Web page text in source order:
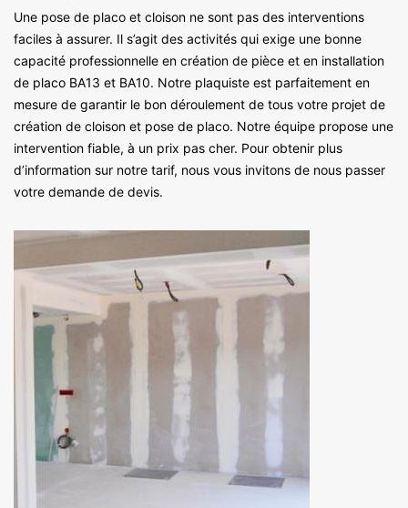
Une pose de placo et cloison ne sont pas des interventions
faciles à assurer. Il s’agit des activités qui exige une bonne
capacité professionnelle en création de pièce et en installation
de placo BA13 et BA10. Notre plaquiste est parfaitement en
mesure de garantir le bon déroulement de tous votre projet de
création de cloison et pose de placo. Notre équipe propose une
intervention fiable, à un prix pas cher. Pour obtenir plus
d’information sur notre tarif, nous vous invitons de nous passer
votre demande de devis.